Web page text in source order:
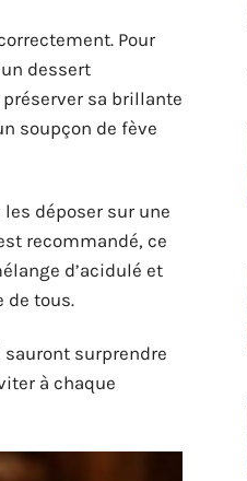
Pour
dessert
sa brillante
soupçon de fève
déposer sur une
recommandé, ce
d’acidulé et
de tous.
surprendre
à chaque